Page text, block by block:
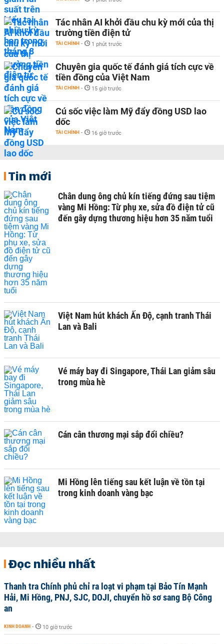
Tác nhân AI khởi đầu chu kỳ mới của thị
trường tiền điện tử
TÀI CHÍNH - 1 phút trước
Chuyên gia quốc tế đánh giá tích cực về
tiền đồng của Việt Nam
TÀI CHÍNH - 15 giờ trước
Cú sốc việc làm Mỹ đẩy đồng USD lao
dốc
TÀI CHÍNH - 16 giờ trước
Tin mới
Chân dung ông chủ kín tiếng đứng sau tiệm
vàng Mi Hồng: Từ phụ xe, sửa đồ điện tử cũ
đến gây dựng thương hiệu hơn 35 năm tuổi
Việt Nam hút khách Ấn Độ, cạnh tranh Thái
Lan và Bali
Vé máy bay đi Singapore, Thái Lan giảm sâu
trong mùa hè
Cán cân thương mại sắp đổi chiều?
Mi Hồng lên tiếng sau kết luận về tồn tại
trong kinh doanh vàng bạc
Đọc nhiều nhất
Thanh tra Chính phủ chỉ ra loạt vi phạm tại Bảo Tín Mạnh
Hải, Mi Hồng, PNJ, SJC, DOJI, chuyển hồ sơ sang Bộ Công
an
KINH DOANH - 10 giờ trước